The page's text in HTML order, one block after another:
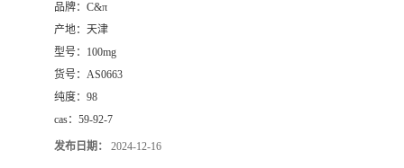
品牌： C&π
产地： 天津
型号： 100mg
货号： AS0663
纯度： 98
cas： 59-92-7
发布日期： 2024-12-16